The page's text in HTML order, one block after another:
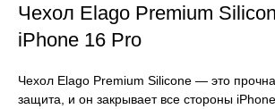
Чехол Elago Premium
iPhone 16 Pro
Чехол Elago Premium Silicone — это
защита, и он закрывает все стороны